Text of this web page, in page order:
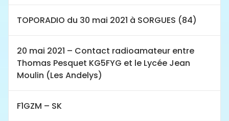
TOPORADIO du 30 mai 2021 à SORGUES (84)
20 mai 2021 – Contact radioamateur entre
Thomas Pesquet KG5FYG et le Lycée Jean
Moulin (Les Andelys)
F1GZM – SK